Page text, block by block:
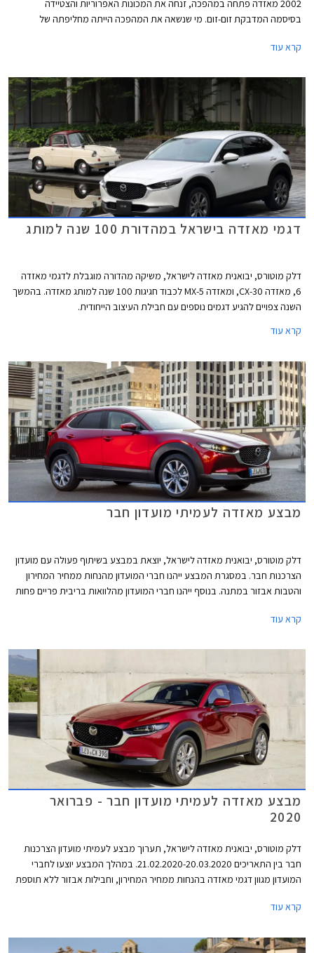
2002 מאזדה פתחה במהפכה, זנחה את המכונות האפרוריות והצטיידה
בסיסמה המדבקת זום-זום. מי שנשאה את המהפכה הייתה מחליפתה של
פנסים שקופים ומבחר צבעים שכלל גווני צהוב ואדום, תא הנוסעים זכה למראה
המכלולים עם התנהגות כביש מהנה.
קרא עוד
דגמי מאזדה בישראל במהדורת 100 שנה למותג
דלק מוטורס, יבואנית מאזדה לישראל, משיקה מהדורה מוגבלת לדגמי מאזדה
6, מאזדה CX-30, ומאזדה MX-5 לכבוד חגיגות 100 שנה למותג מאזדה. בהמשך
השנה צפויים להגיע דגמים נוספים עם חבילת העיצוב הייחודית.
קרא עוד
מבצע מאזדה לעמיתי מועדון חבר
דלק מוטורס, יבואנית מאזדה לישראל, יוצאת במבצע בשיתוף פעולה עם מועדון
הצרכנות חבר. במסגרת המבצע ייהנו חברי המועדון מהנחות ממחיר המחירון
והטבות אבזור במתנה. בנוסף ייהנו חברי המועדון מהלוואות בריבית פריים פחות
תוכנית המימון חבר ליס. המבצע יתקיים בכל אולמות התצוגה של מאזדה בין
קרא עוד
מבצע מאזדה לעמיתי מועדון חבר - פברואר
2020
דלק מוטורס, יבואנית מאזדה לישראל, תערוך מבצע לעמיתי מועדון הצרכנות
חבר בין התאריכים 21.02.2020-20.03.2020. במהלך המבצע יוצעו לחברי
המועדון מגוון דגמי מאזדה בהנחות ממחיר המחירון, וחבילות אבזור ללא תוספת
ליס. המבצע יתקיים בכל אולמות התצוגה של מאזדה ברחבי הארץ.
קרא עוד